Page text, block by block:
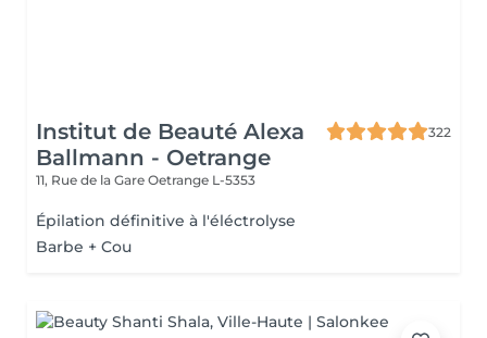
Institut de Beauté Alexa
Ballmann - Oetrange
322
11, Rue de la Gare Oetrange L-5353
Épilation définitive à l'éléctrolyse
Barbe + Cou